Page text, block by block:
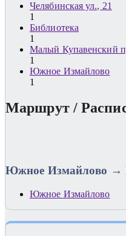
Челябинская ул., 21
1
Библиотека
1
Малый Купавенский
1
Южное Измайлово
1
Маршрут /
Южное Измайлово →
Южное Измайлово